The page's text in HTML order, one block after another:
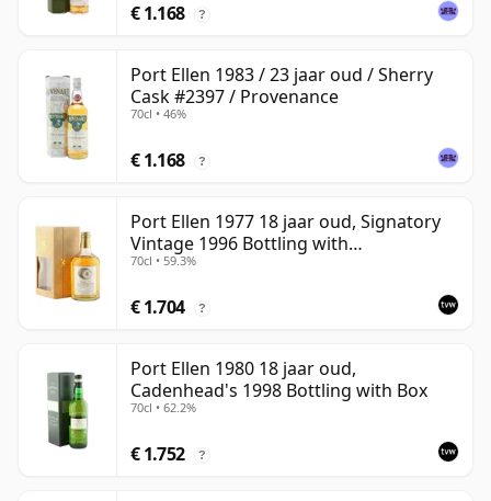
€ 1.168 ?
Port Ellen 1983 / 23 jaar oud / Sherry
Cask #2397 / Provenance
70cl • 46%
€ 1.168 ?
Port Ellen 1977 18 jaar oud, Signatory
Vintage 1996 Bottling with
Presentation Box - Cask 5566
70cl • 59.3%
€ 1.704 ?
Port Ellen 1980 18 jaar oud,
Cadenhead's 1998 Bottling with Box
70cl • 62.2%
€ 1.752 ?